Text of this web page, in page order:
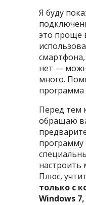
Я буду
это проще
смартфона,
нет —
много.
программа
Перед тем
обращаю
программу
настроить
Плюс,
только с
Windows 7,